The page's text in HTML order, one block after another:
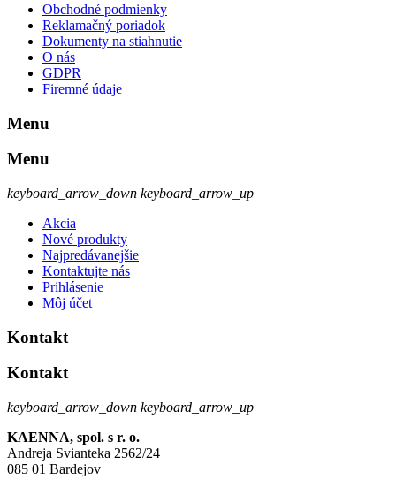
Obchodné podmienky
Reklamačný poriadok
Dokumenty na stiahnutie
O nás
GDPR
Firemné údaje
Menu
Menu
keyboard_arrow_down keyboard_arrow_up
Akcia
Nové produkty
Najpredávanejšie
Kontaktujte nás
Prihlásenie
Môj účet
Kontakt
Kontakt
keyboard_arrow_down keyboard_arrow_up
KAENNA, spol. s r. o.
Andreja Svianteka 2562/24
085 01 Bardejov